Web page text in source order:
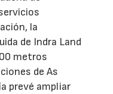
la
de Indra Land
metros
de As
prevé ampliar